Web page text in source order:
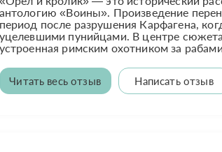
антологию «Воины». Произведение
период после разрушения Карфагена,
уцелевшими пунийцами. В центре
устроенная римским охотником за
Читать весь отзыв Написать отзыв